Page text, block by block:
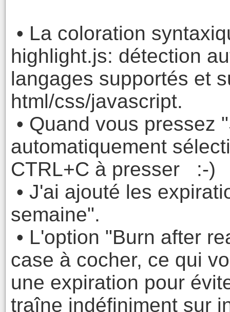
• La coloration
highlight.js: détection
langages supportés et
html/css/javascript.
• Quand vous pressez
automatiquement
CTRL+C à presser :-)
• J'ai ajouté les
semaine".
• L'option "Burn after
case à cocher, ce qui
une expiration pour
traîne indéfiniment sur